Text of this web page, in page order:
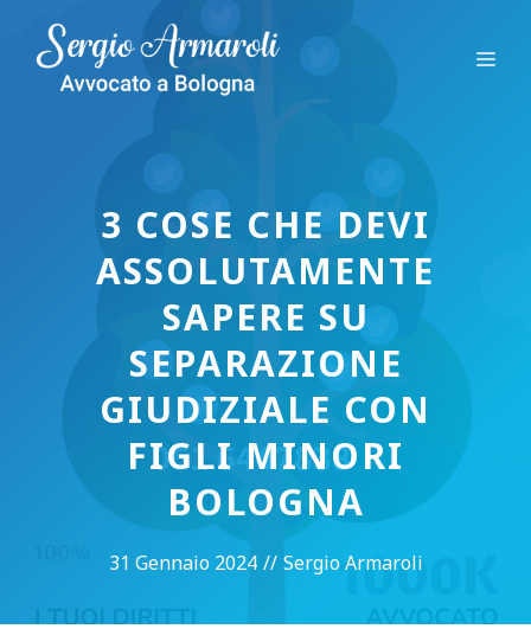
contenuto
3 COSE CHE DEVI
ASSOLUTAMENTE
SAPERE SU
SEPARAZIONE
GIUDIZIALE CON
FIGLI MINORI
BOLOGNA
31 Gennaio 2024 // Sergio Armaroli